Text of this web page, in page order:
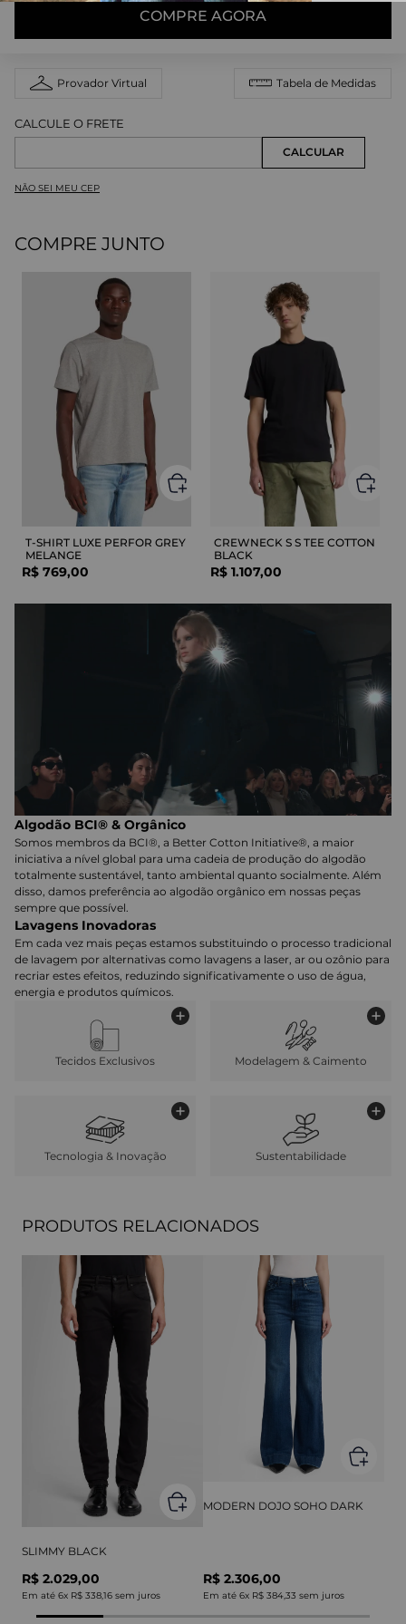
COMPRE AGORA
Provador Virtual Tabela de Medidas
NÃO SEI MEU CEP
COMPRE JUNTO
T-SHIRT LUXE PERFOR GREY
MELANGE
R$ 769,00
CREWNECK S S TEE COTTON
BLACK
R$ 1.107,00
Algodão BCI® & Orgânico
Somos membros da BCI®, a Better Cotton Initiative®, a maior
iniciativa a nível global para uma cadeia de produção do algodão
totalmente sustentável, tanto ambiental quanto socialmente. Além
disso, damos preferência ao algodão orgânico em nossas peças
sempre que possível.
Lavagens Inovadoras
Em cada vez mais peças estamos substituindo o processo tradicional
de lavagem por alternativas como lavagens a laser, ar ou ozônio para
recriar estes efeitos, reduzindo significativamente o uso de água,
energia e produtos químicos.
Tecidos Exclusivos Modelagem & Caimento
Tecnologia & Inovação Sustentabilidade
PRODUTOS RELACIONADOS
SLIMMY BLACK
R$ 2.029,00
Em até 6x R$ 338,16 sem juros
MODERN DOJO SOHO DARK
R$ 2.306,00
Em até 6x R$ 384,33 sem juros